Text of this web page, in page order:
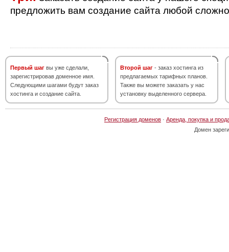
предложить вам создание сайта любой
Первый шаг вы уже сделали,
зарегистрировав доменное имя.
Следующими шагами будут заказ
хостинга и создание сайта.
Второй шаг - заказ хостинга из
предлагаемых тарифных планов.
Также вы можете заказать у нас
установку выделенного сервера.
Регистрация доменов · Аренда, покупка и
Домен